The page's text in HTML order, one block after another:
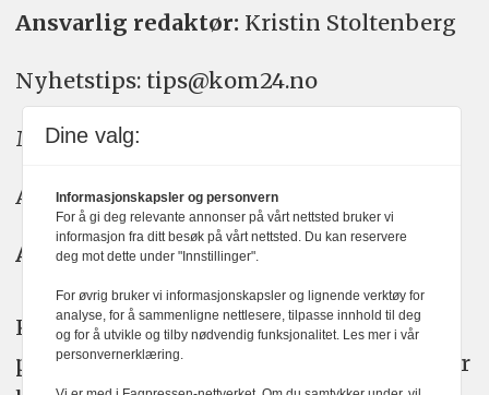
Ansvarlig redaktør: Kristin Stoltenberg
Nyhetstips: tips@kom24.no
Meninger: meninger@kom24.no
Annonse: annonse@watchmedia.no
Abonnement:kom24@watchmedia.no
KOM24 arbeider etter Vær Varsom-
plakatens regler for god presseskikk. Her
Dine valg:
Informasjonskapsler og personvern
For å gi deg relevante annonser på vårt nettsted bruker vi
informasjon fra ditt besøk på vårt nettsted. Du kan reservere
deg mot dette under "Innstillinger".
For øvrig bruker vi informasjonskapsler og lignende verktøy for
analyse, for å sammenligne nettlesere, tilpasse innhold til deg
og for å utvikle og tilby nødvendig funksjonalitet. Les mer i vår
personvernerklæring.